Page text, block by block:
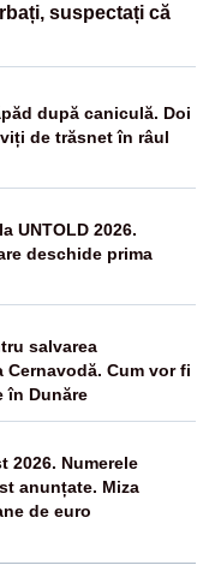
suspectați că
după caniculă. Doi
de trăsnet în râul
UNTOLD 2026.
deschide prima
salvarea
Cernavodă. Cum vor fi
în Dunăre
2026. Numerele
anunțate. Miza
de euro